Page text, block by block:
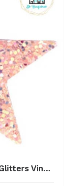
Imi Leer Hangers Ster Met Glitters Vintage Pink 5cm